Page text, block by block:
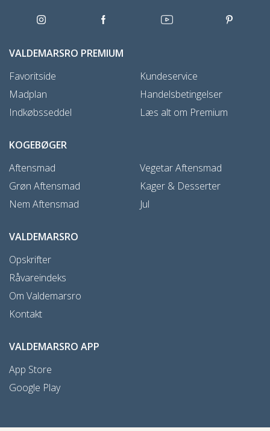
VALDEMARSRO PREMIUM
Favoritside
Madplan
Indkøbsseddel
Kundeservice
Handelsbetingelser
Læs alt om Premium
KOGEBØGER
Aftensmad
Grøn Aftensmad
Nem Aftensmad
Vegetar Aftensmad
Kager & Desserter
Jul
VALDEMARSRO
Opskrifter
Råvareindeks
Om Valdemarsro
Kontakt
VALDEMARSRO APP
App Store
Google Play